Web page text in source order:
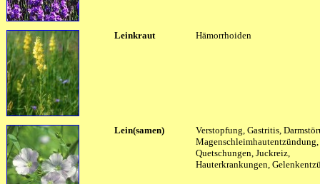
Leinkraut Hämorrhoiden
Lein(samen)
Verstopfung, Gastritis,
Magenschleimhautentzündung,
Quetschungen, Juckreiz,
Hauterkrankungen,